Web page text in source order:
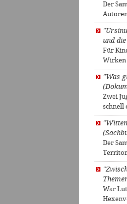
Der
und
Für
Wirken
"Was
Zwei
schnell
Der
War